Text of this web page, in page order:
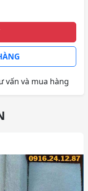
vấn và mua hàng